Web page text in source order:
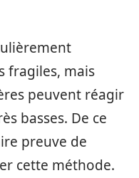
fragiles, mais
peuvent réagir
basses. De ce
preuve de
cette méthode.